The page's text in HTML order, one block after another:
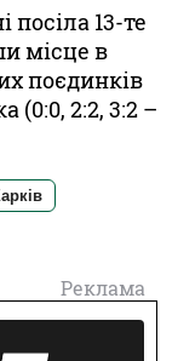
13-те
місце в
поєдинків
(0:0, 2:2, 3:2 –
Реклама